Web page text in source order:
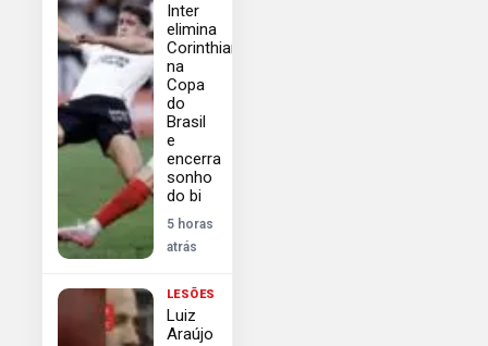
Inter
elimina
Corinthians
na
Copa
do
Brasil
e
encerra
sonho
do bi
5 horas
atrás
LESÕES
Luiz
Araújo